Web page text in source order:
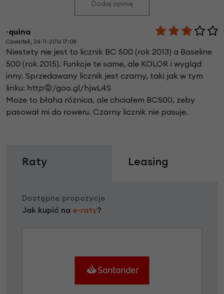
Dodaj opinię
~quina
Czwartek, 24-11-2016 17:08
Niestety nie jest to licznik BC 500 (rok 2013) a Baseline
500 (rok 2015). Funkcje te same, ale KOLOR i wygląd
inny. Sprzedawany licznik jest czarny, taki jak w tym
linku: http😡/goo.gl/hjwL4S
Może to błaha różnica, ale chciałem BC500, żeby
pasował mi do roweru. Czarny licznik nie pasuje.
Raty Leasing
Dostępne propozycje
Jak kupić na e-raty?